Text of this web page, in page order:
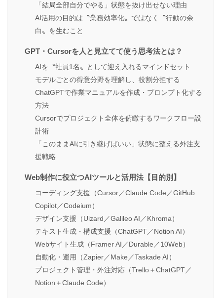
「結局全部自分でやる」状態を抜け出せない理由
AI活用の目的は〝業務効率化〟ではなく〝行動の余
白〟を生むこと
GPT・Cursorを人と見立てて使う思考法とは？
AIを〝社員1名〟として迎え入れるマインドセット
モデルごとの得意分野を理解し、役割分担する
ChatGPTで作業マニュアルを作成・プロンプト化する
方法
Cursorでプロジェクト全体を俯瞰するワークフロー設
計術
「このままAIに引き継げばいい」状態に整える外注支
援戦略
Web制作に役立つAIツールと活用法【目的別】
コーディング支援（Cursor／Claude Code／GitHub
Copilot／Codeium）
デザイン支援（Uizard／Galileo AI／Khroma）
テキスト生成・構成支援（ChatGPT／Notion AI）
Webサイト生成（Framer AI／Durable／10Web）
自動化・運用（Zapier／Make／Taskade AI）
プロジェクト管理・外注対応（Trello＋ChatGPT／
Notion＋Claude Code）